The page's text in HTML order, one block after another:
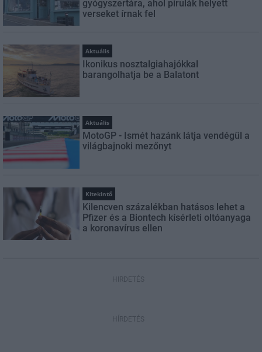
gyógyszertára, ahol pirulák helyett
verseket írnak fel
Aktuális
Ikonikus nosztalgiahajókkal
barangolhatja be a Balatont
Aktuális
MotoGP - Ismét hazánk látja vendégül a
világbajnoki mezőnyt
Kitekintő
Kilencven százalékban hatásos lehet a
Pfizer és a Biontech kísérleti oltóanyaga
a koronavírus ellen
HIRDETÉS
HÍRDETÉS